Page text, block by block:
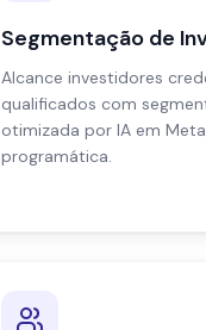
Segmentação de
Alcance investidores
qualificados com
otimizada por IA em
programática.